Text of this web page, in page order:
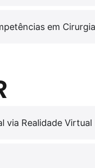
em
via Realidade Virtual